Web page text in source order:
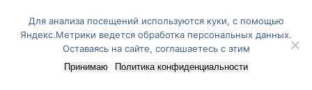
Перейти на полную версию сайта
Для анализа посещений используются куки, с помощью
Яндекс.Метрики ведется обработка персональных данных.
Оставаясь на сайте, соглашаетесь с этим
Принимаю Политика конфиденциальности